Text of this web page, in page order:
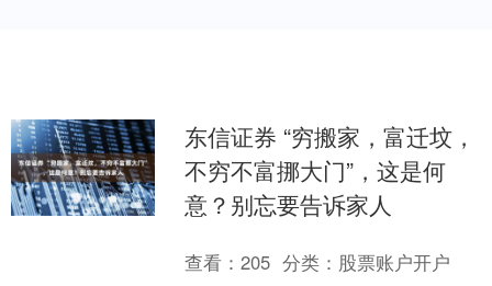
东信证券 “穷搬家，富迁坟，
不穷不富挪大门”，这是何
意？别忘要告诉家人
查看：205 分类： 股票账户开户